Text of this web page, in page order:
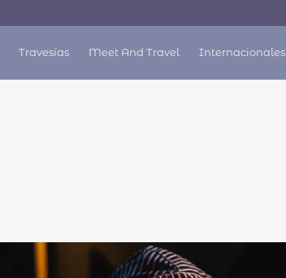
Travesías Meet And Travel Internacionales